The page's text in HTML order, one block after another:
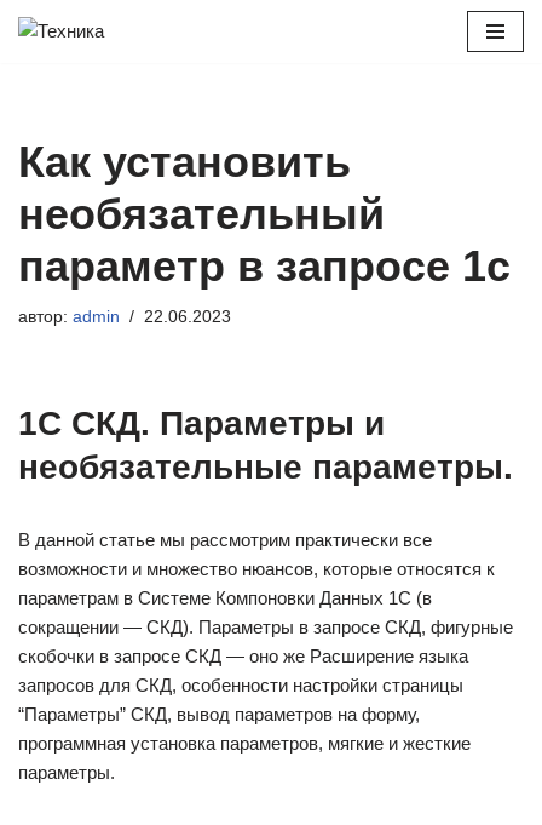
Как установить
необязательный
параметр в запросе 1с
автор: admin 22.06.2023
1С СКД. Параметры и
необязательные параметры.
В данной статье мы рассмотрим практически все
возможности и множество нюансов, которые относятся к
параметрам в Системе Компоновки Данных 1С (в
сокращении — СКД). Параметры в запросе СКД, фигурные
скобочки в запросе СКД — оно же Расширение языка
запросов для СКД, особенности настройки страницы
“Параметры” СКД, вывод параметров на форму,
программная установка параметров, мягкие и жесткие
параметры.